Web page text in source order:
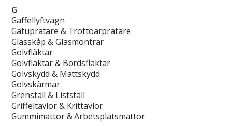
G
Gaffellyftvagn
Gatupratare & Trottoarpratare
Glasskåp & Glasmontrar
Golvfläktar
Golvfläktar & Bordsfläktar
Golvskydd & Mattskydd
Golvskärmar
Grenställ & Listställ
Griffeltavlor & Krittavlor
Gummimattor & Arbetsplatsmattor